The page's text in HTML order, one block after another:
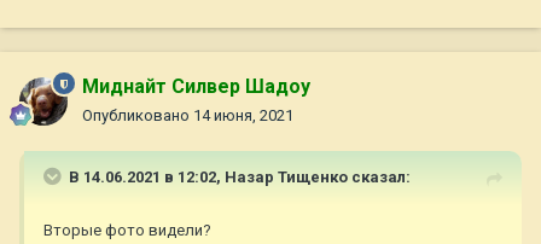
Миднайт Силвер Шадоу
Опубликовано 14 июня, 2021
В 14.06.2021 в 12:02, Назар Тищенко сказал:
Вторые фото видели?